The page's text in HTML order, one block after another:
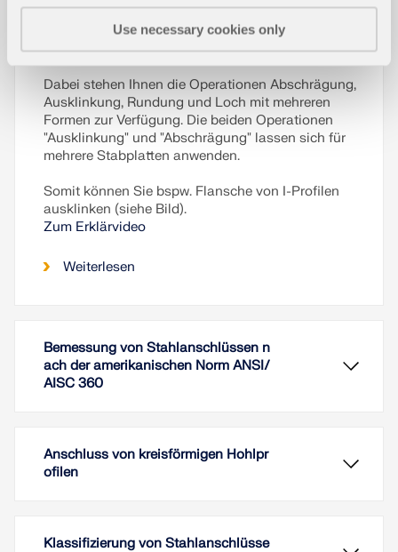
Use necessary cookies only
Add-On Stahlanschlüsse die Möglichkeit, einzelne
oder mehrere Stabplatten zu modifizieren.
Dabei stehen Ihnen die Operationen Abschrägung,
Ausklinkung, Rundung und Loch mit mehreren
Formen zur Verfügung. Die beiden Operationen
"Ausklinkung" und "Abschrägung" lassen sich für
mehrere Stabplatten anwenden.
Somit können Sie bspw. Flansche von I-Profilen
ausklinken (siehe Bild).
Zum Erklärvideo
Weiterlesen
Bemessung von Stahlanschlüssen n
ach der amerikanischen Norm ANSI/
AISC 360
Anschluss von kreisförmigen Hohlpr
ofilen
Klassifizierung von Stahlanschlüsse